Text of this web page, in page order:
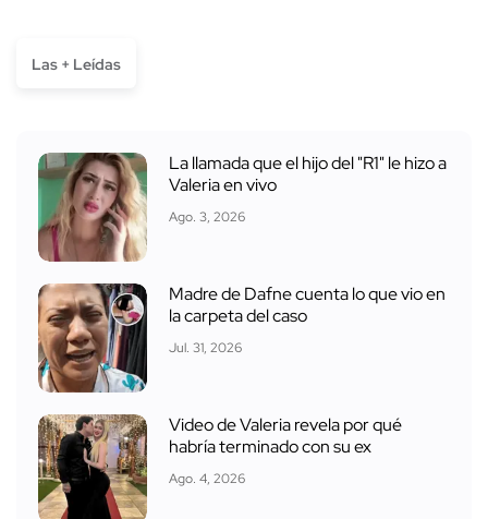
Las + Leídas
La llamada que el hijo del "R1" le hizo a
Valeria en vivo
Ago. 3, 2026
Madre de Dafne cuenta lo que vio en
la carpeta del caso
Jul. 31, 2026
Video de Valeria revela por qué
habría terminado con su ex
Ago. 4, 2026